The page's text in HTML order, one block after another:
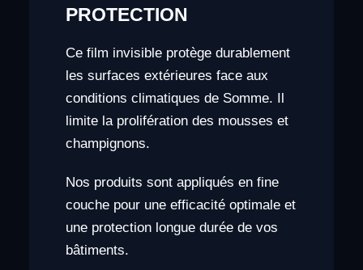
PROTECTION
Ce film invisible protège durablement
les surfaces extérieures face aux
conditions climatiques de Somme. Il
limite la prolifération des mousses et
champignons.
Nos produits sont appliqués en fine
couche pour une efficacité optimale et
une protection longue durée de vos
bâtiments.